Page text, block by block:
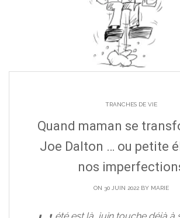
TRANCHES DE VIE
Quand maman se
Joe Dalton … ou petite
nos
ON 30 JUIN 2022 BY MARIE